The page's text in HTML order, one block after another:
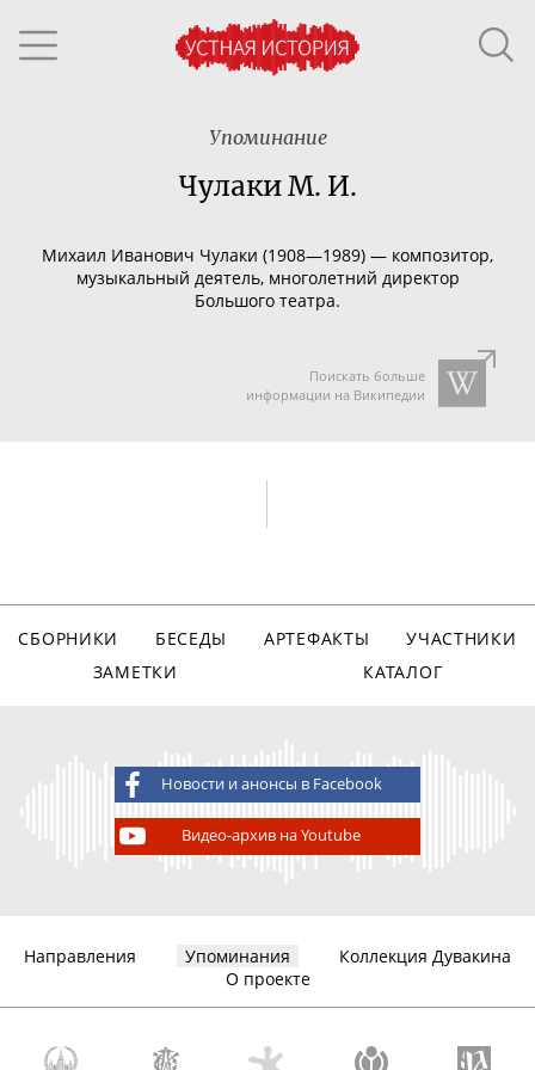
Упоминание
Чулаки М. И.
Михаил Иванович Чулаки (1908—1989) — композитор,
музыкальный деятель, многолетний директор
Большого театра.
Поискать больше
информации на Википедии
СБОРНИКИ БЕСЕДЫ АРТЕФАКТЫ
УЧАСТНИКИ
ЗАМЕТКИ
КАТАЛОГ
Новости и анонсы в Facebook
Видео-архив на Youtube
Направления Упоминания
Коллекция Дувакина
О проекте